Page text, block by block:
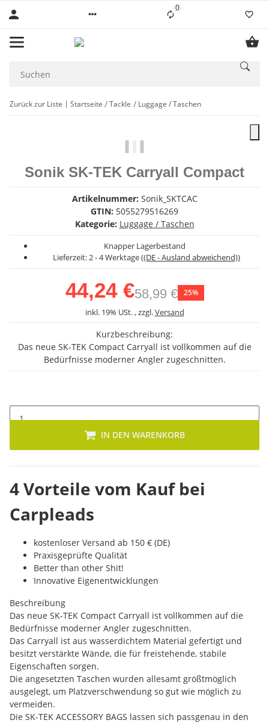
0Liste ist leer
Zurück zur Liste Startseite Tackle Luggage / Taschen
Sonik SK-TEK Carryall Compact
Artikelnummer: Sonik_SKTCAC
GTIN: 5055279516269
Kategorie: Luggage / Taschen
Knapper Lagerbestand
Lieferzeit:2 - 4 Werktage((DE - Ausland abweichend))
44,24 €58,99 € 25%
inkl. 19% USt. , zzgl.Versand
Kurzbeschreibung:
Das neue SK-TEK Compact Carryall ist vollkommen auf die
Bedürfnisse moderner Angler zugeschnitten.
IN DEN WARENKORB
4 Vorteile vom Kauf bei
Carpleads
kostenloser Versand ab 150 € (DE)
Praxisgeprüfte Qualität
Better than other Shit!
Innovative Eigenentwicklungen
Beschreibung
Das neue SK-TEK Compact Carryall ist vollkommen auf die
Bedürfnisse moderner Angler zugeschnitten.
Das Carryall ist aus wasserdichtem Material gefertigt und
besitzt verstärkte Wände, die für freistehende, stabile
Eigenschaften sorgen.
Die angesetzten Taschen wurden allesamt größtmöglich
ausgelegt, um Platzverschwendung so gut wie möglich zu
vermeiden.
Die SK-TEK ACCESSORY BAGS lassen sich passgenau in den